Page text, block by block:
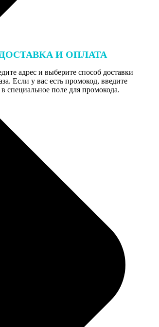
ДОСТАВКА И ОПЛАТА
адрес и выберите способ доставки
Если у вас есть промокод, введите
в специальное поле для промокода.
выветрится.
ещё нужно.